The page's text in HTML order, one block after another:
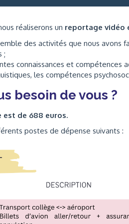
réaliserons un reportage vidéo
des activités que nous avons
;
connaissances et compétences
les compétences
besoin de vous ?
est de 688 euros.
postes de dépense suivants :